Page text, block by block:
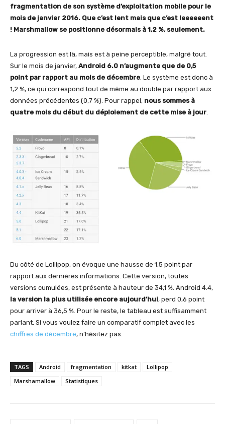
fragmentation de son système d’exploitation mobile pour le
mois de janvier 2016. Que c’est lent mais que c’est leeeeeent
! Marshmallow se positionne désormais à 1,2 %, seulement.
La progression est là, mais est à peine perceptible, malgré tout.
Sur le mois de janvier, Android 6.0 n’augmente que de 0,5
point par rapport au mois de décembre . Le système est donc à
1,2 %, ce qui correspond tout de même au double par rapport aux
données précédentes (0,7 %). Pour rappel, nous sommes à
quatre mois du début du déploiement de cette mise à jour
Du côté de Lollipop, on évoque une hausse de 1,5 point par
rapport aux dernières informations. Cette version, toutes
versions cumulées, est présente à hauteur de 34,1 %. Android 4.4,
la version la plus utilisée encore aujourd’hui, perd 0,6 point
pour arriver à 36,5 %. Pour le reste, le tableau est suffisamment
parlant. Si vous voulez faire un comparatif complet avec les
chiffres de décembre, n’hésitez pas.
TAGS Android fragmentation kitkat
Lollipop
Marshamallow
Statistiques